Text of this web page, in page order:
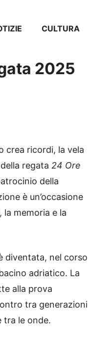
CULTURA
2025
crea ricordi, la vela
regata 24 Ore
della
è un’occasione
memoria e la
diventata, nel corso
adriatico. La
alla prova
tra generazioni
tra le onde.